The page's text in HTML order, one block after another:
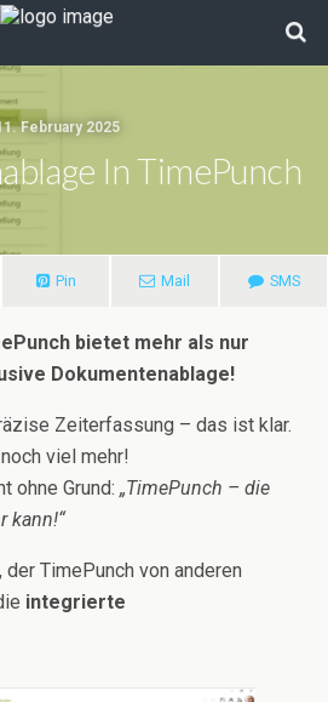
February 2025
In TimePunch
Pin Mail SMS
bietet mehr als nur
Dokumentenablage!
Zeiterfassung – das ist klar.
viel mehr!
ohne Grund: „TimePunch – die
kann!“
TimePunch von anderen
integrierte